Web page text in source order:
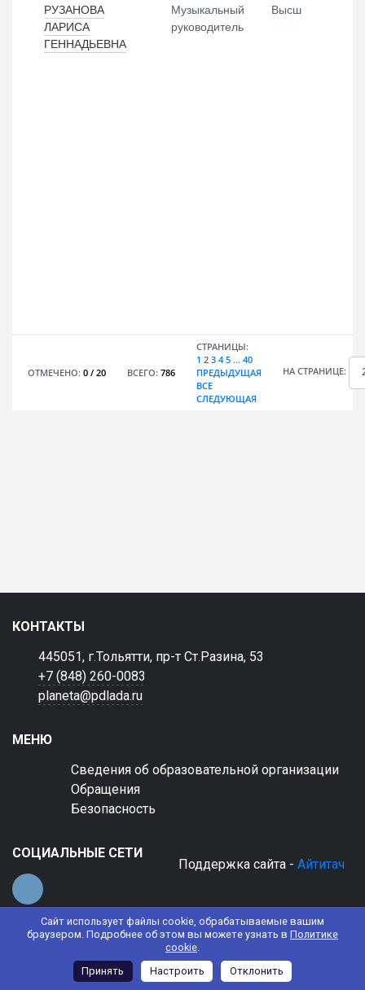
Сайт использует файлы cookie, обрабатываемые вашим
браузером. Подробнее об этом вы можете узнать в Политике
cookie.
Принять
Настроить Отклонить
РУЗАНОВА
ЛАРИСА
ГЕННАДЬЕВНА
Музыкальный
руководитель
Высш
ОТМЕЧЕНО: 0 / 20 ВСЕГО: 786
СТРАНИЦЫ:
1 2 3 4 5 ... 40
ПРЕДЫДУЩАЯ
ВСЕ
СЛЕДУЮЩАЯ
НА СТРАНИЦЕ:
КОНТАКТЫ
445051, г.Тольятти, пр-т Ст.Разина, 53
+7 (848) 260-0083
planeta@pdlada.ru
МЕНЮ
Сведения об образовательной организации
Обращения
Безопасность
СОЦИАЛЬНЫЕ СЕТИ
Поддержка сайта - Айтитач
© 2022 АНО ДО "Планета детства "Лада"